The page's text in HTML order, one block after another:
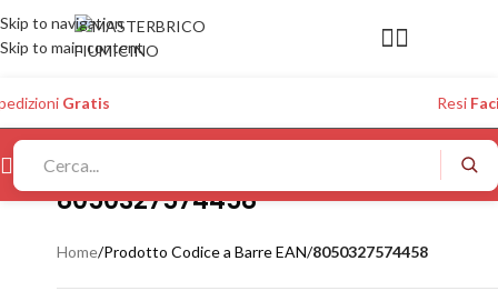
Skip to navigation
Skip to main content
Gratis Resi
8050327574458
Home/Prodotto Codice a Barre EAN/8050327574458